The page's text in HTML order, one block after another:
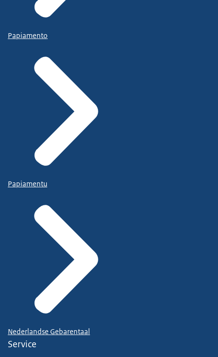
Papiamento
Papiamentu
Nederlandse Gebarentaal
Service